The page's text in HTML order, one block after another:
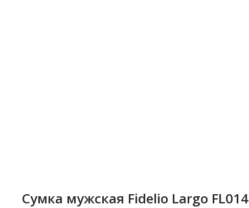
Сумка мужская Fidelio Largo